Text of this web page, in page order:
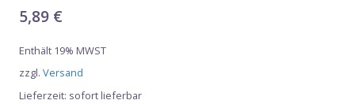
5,89 €
Enthält 19% MWST
zzgl. Versand
Lieferzeit: sofort lieferbar